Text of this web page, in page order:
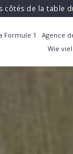
côtés de la
Formule 1 Agence
Wie